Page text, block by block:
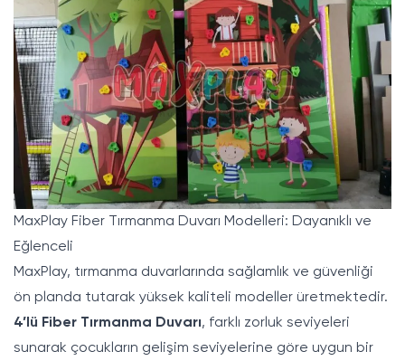
MaxPlay Fiber Tırmanma Duvarı Modelleri: Dayanıklı ve
Eğlenceli
MaxPlay, tırmanma duvarlarında sağlamlık ve güvenliği
ön planda tutarak yüksek kaliteli modeller üretmektedir.
4’lü Fiber Tırmanma Duvarı, farklı zorluk seviyeleri
sunarak çocukların gelişim seviyelerine göre uygun bir